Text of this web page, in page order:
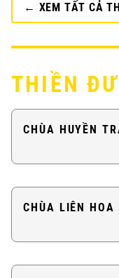
← XEM TẤT CẢ
THIỀN
CHÙA HUYỀN
CHÙA LIÊN HOA